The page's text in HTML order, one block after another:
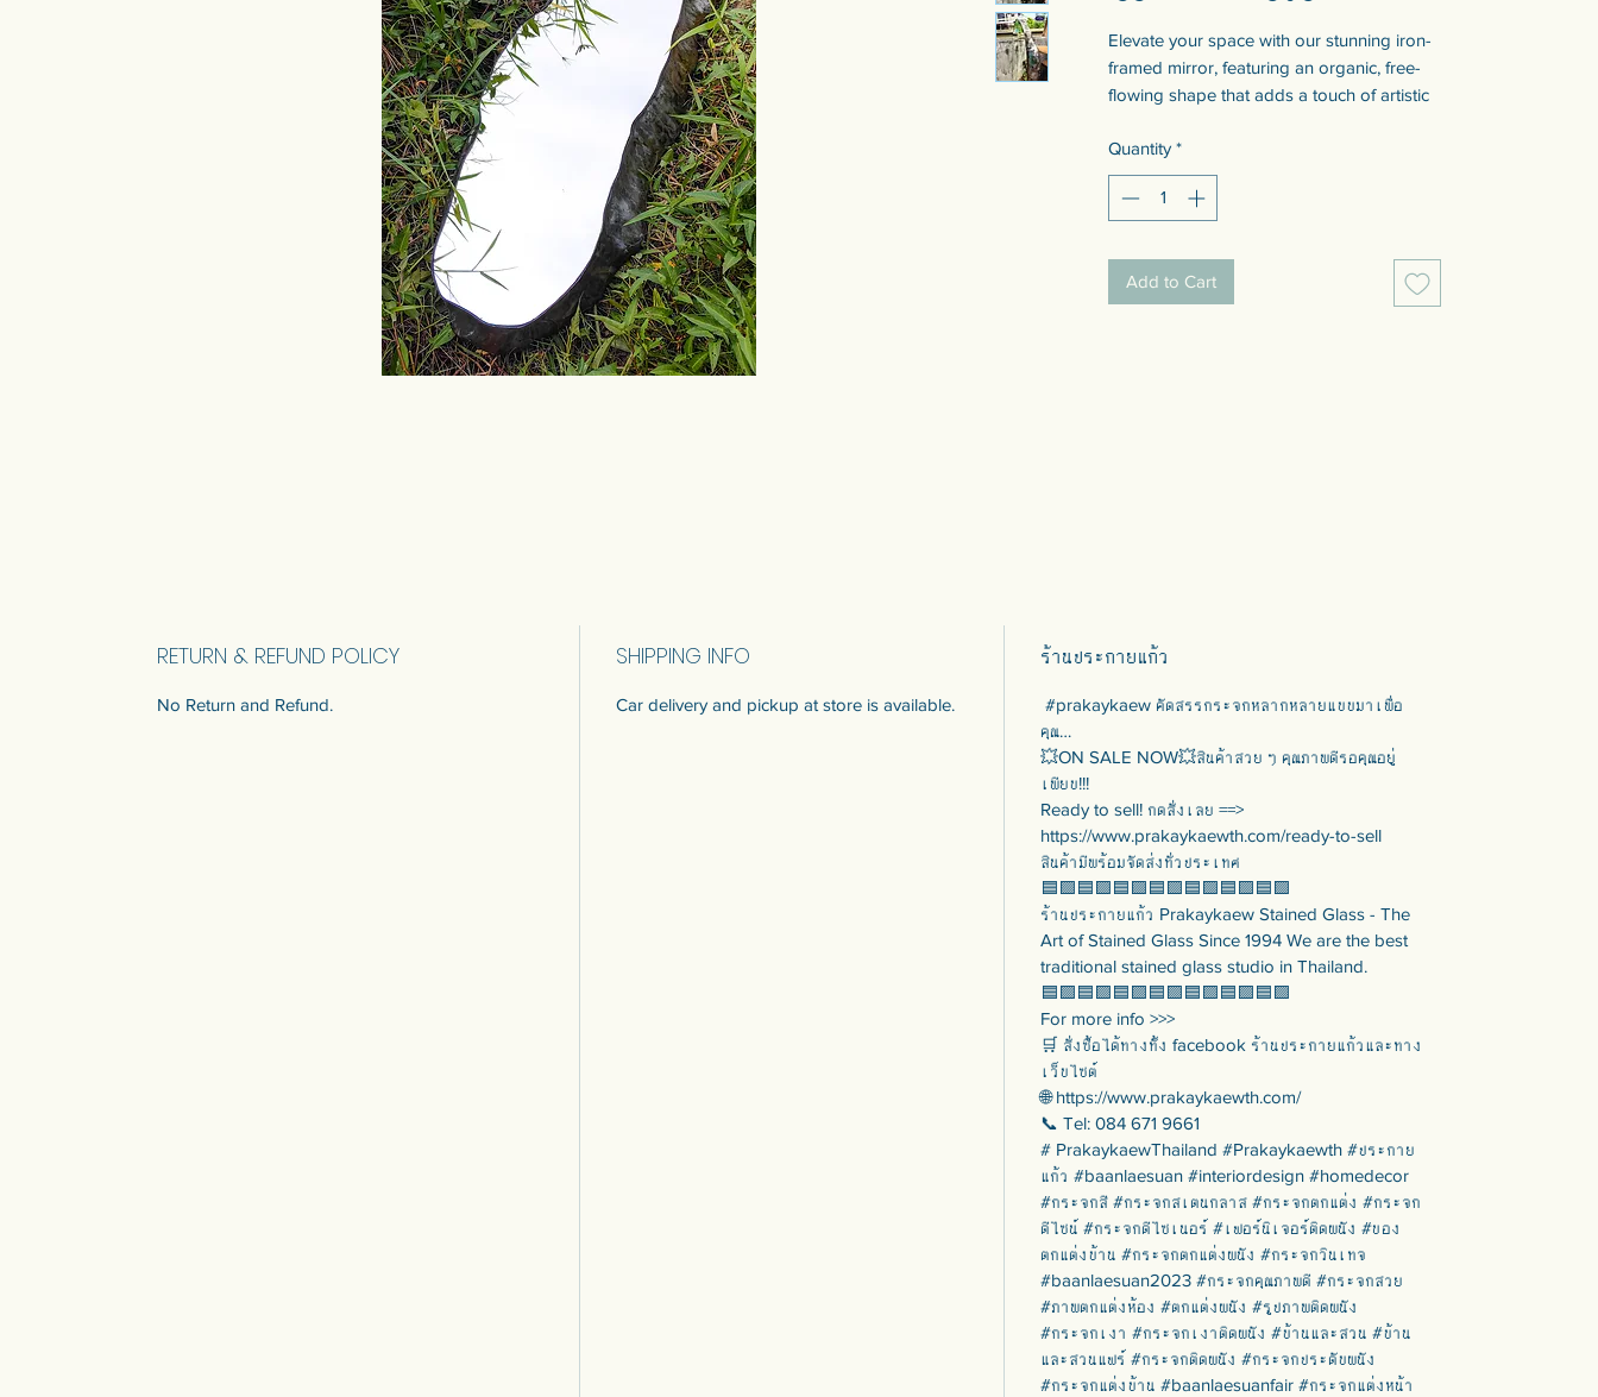
Elevate your space with our stunning iron-
framed mirror, featuring an organic, free-
flowing shape that adds a touch of artistic
wooden backing ensures durability, while
the attached hanger makes installation a
breeze. This unique piece seamlessly
making it the perfect statement accessory
for your home or office.
เรื่องง่าย ชิ้นงานที่ไม่เหมือนใครนี้ผสมผสาน
ความเท่แบบอุตสาหกรรมเข้ากับความสง่างาม
ตามธรรมชาติได้อย่างลงตัว ทำให้เป็นอุปกรณ์
คุณ มาพร้อมแป้นแขวนด้านหลัง
กระจกกรอบเหล็ก หลังไม้อัด พร้อมที่แขวนรูกุญแจ
ความกว้างรวม 52 ซม. | ความกว้างกระจก 44
ซม.
ความสูงรวม 148 ซม. | ความสูงกระจก 143 ซม.
น้ำหนัก 30 กก.
Quantity *
Add to Cart
RETURN & REFUND POLICY
No Return and Refund.
SHIPPING INFO
Car delivery and pickup at store is available.
ร้านประกายแก้ว
#prakaykaew คัดสรรกระจกหลากหลายแบบมาเพื่อ
คุณ…
💥ON SALE NOW💥สินค้าสวย ๆ คุณภาพดีรอคุณอยู่
เพียบ!!!
Ready to sell! กดสั่งเลย ==>
https://www.prakaykaewth.com/ready-to-sell
สินค้ามีพร้อมจัดส่งทั่วประเทศ
🟦🟪🟦🟪🟦🟪🟦🟪🟦🟪🟦🟪🟦🟪
ร้านประกายแก้ว Prakaykaew Stained Glass - The
Art of Stained Glass Since 1994 We are the best
traditional stained glass studio in Thailand.
🟦🟪🟦🟪🟦🟪🟦🟪🟦🟪🟦🟪🟦🟪
For more info >>>
🛒 สั่งซื้อได้ทางทั้ง facebook ร้านประกายแก้วและทาง
เว็บไซต์
🌐 https://www.prakaykaewth.com/
📞 Tel: 084 671 9661
# PrakaykaewThailand #Prakaykaewth #ประกาย
แก้ว #baanlaesuan #interiordesign #homedecor
#กระจกสี #กระจกสเตนกลาส #กระจกตกแต่ง #กระจก
ดีไซน์ #กระจกดีไซเนอร์ #เฟอร์นิเจอร์ติดผนัง #ของ
ตกแต่งบ้าน #กระจกตกแต่งผนัง #กระจกวินเทจ
#baanlaesuan2023 #กระจกคุณภาพดี #กระจกสวย
#ภาพตกแต่งห้อง #ตกแต่งผนัง #รูปภาพติดผนัง
#กระจกเงา #กระจกเงาติดผนัง #บ้านและสวน #บ้าน
และสวนแฟร์ #กระจกติดผนัง #กระจกประดับผนัง
#กระจกแต่งบ้าน #baanlaesuanfair #กระจกแต่งหน้า